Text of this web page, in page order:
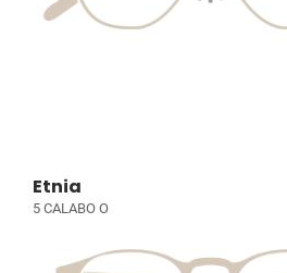
Etnia
5 CALABO O